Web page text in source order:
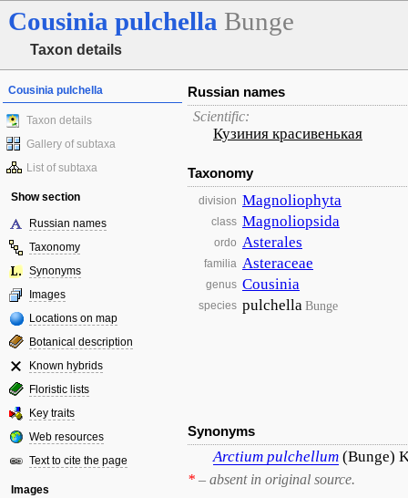
Cousinia pulchella Bunge
Taxon details
Cousinia pulchella
Taxon details
Gallery of subtaxa
List of subtaxa
Show section
Russian names
Taxonomy
Synonyms
Images
Locations on map
Botanical description
Known hybrids
Floristic lists
Key traits
Web resources
Text to cite the page
Images
Russian names
Scientific:
Кузиния красивенькая
Taxonomy
division Magnoliophyta
class Magnoliopsida
ordo Asterales
familia Asteraceae
genus Cousinia
species pulchellaBunge
Synonyms
Arctium pulchellum (Bunge)
* – absent in original source.